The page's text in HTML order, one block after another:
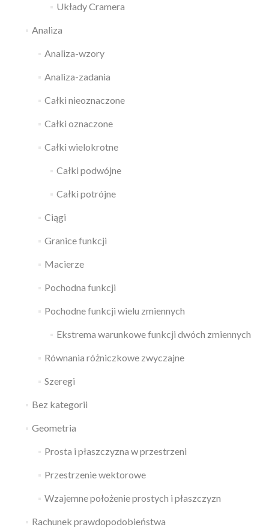
Układy Cramera
Analiza
Analiza-wzory
Analiza-zadania
Całki nieoznaczone
Całki oznaczone
Całki wielokrotne
Całki podwójne
Całki potrójne
Ciągi
Granice funkcji
Macierze
Pochodna funkcji
Pochodne funkcji wielu zmiennych
Ekstrema warunkowe funkcji dwóch zmiennych
Równania różniczkowe zwyczajne
Szeregi
Bez kategorii
Geometria
Prosta i płaszczyzna w przestrzeni
Przestrzenie wektorowe
Wzajemne położenie prostych i płaszczyzn
Rachunek prawdopodobieństwa